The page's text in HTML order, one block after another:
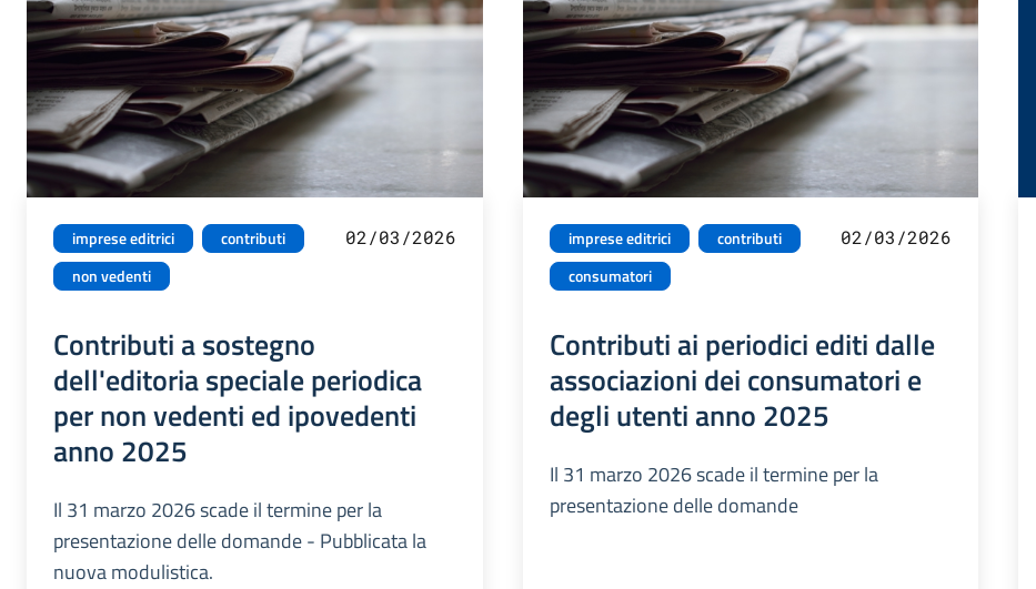
imprese editrici
contributi
non vedenti
02/03/2026
Contributi a sostegno
dell'editoria speciale periodica
per non vedenti ed ipovedenti
anno 2025
Il 31 marzo 2026 scade il termine per la
presentazione delle domande - Pubblicata la
nuova modulistica.
imprese editrici
contributi
consumatori
02/03/2026
Contributi ai periodici editi dalle
associazioni dei consumatori e
degli utenti anno 2025
Il 31 marzo 2026 scade il termine per la
presentazione delle domande